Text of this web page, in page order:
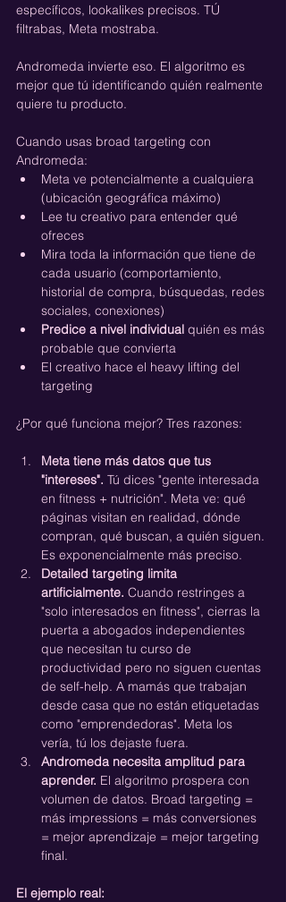
específicos, lookalikes precisos. TÚ
filtrabas, Meta mostraba.
Andromeda invierte eso. El algoritmo es
mejor que tú identificando quién realmente
quiere tu producto.
Cuando usas broad targeting con
Andromeda:
Meta ve potencialmente a cualquiera
(ubicación geográfica máximo)
Lee tu creativo para entender qué
ofreces
Mira toda la información que tiene de
cada usuario (comportamiento,
historial de compra, búsquedas, redes
sociales, conexiones)
Predice a nivel individual quién es más
probable que convierta
El creativo hace el heavy lifting del
targeting
¿Por qué funciona mejor? Tres razones:
Meta tiene más datos que tus
"intereses". Tú dices "gente interesada
en fitness + nutrición". Meta ve: qué
páginas visitan en realidad, dónde
compran, qué buscan, a quién siguen.
Es exponencialmente más preciso.
Detailed targeting limita
artificialmente. Cuando restringes a
"solo interesados en fitness", cierras la
puerta a abogados independientes
que necesitan tu curso de
productividad pero no siguen cuentas
de self-help. A mamás que trabajan
desde casa que no están etiquetadas
como "emprendedoras". Meta los
vería, tú los dejaste fuera.
Andromeda necesita amplitud para
aprender. El algoritmo prospera con
volumen de datos. Broad targeting =
más impressions = más conversiones
= mejor aprendizaje = mejor targeting
final.
El ejemplo real: